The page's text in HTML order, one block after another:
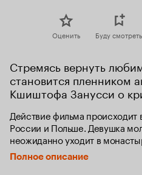
Оценить Буду смотреть
Стремясь вернуть
становится пленником
Кшиштофа Занусси о
Действие фильма
России и Польше. Девушка
неожиданно уходит в
устраиваясь на работу в
компанию, надеясь, что она
Полное описание